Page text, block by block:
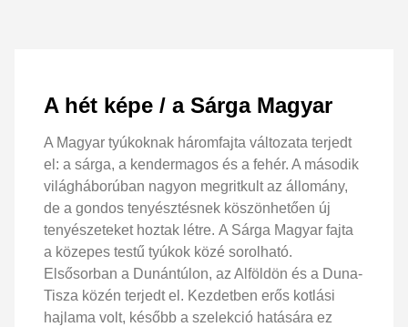
A hét képe / a Sárga Magyar
A Magyar tyúkoknak háromfajta változata terjedt
el: a sárga, a kendermagos és a fehér. A második
világháborúban nagyon megritkult az állomány,
de a gondos tenyésztésnek köszönhetően új
tenyészeteket hoztak létre. A Sárga Magyar fajta
a közepes testű tyúkok közé sorolható.
Elsősorban a Dunántúlon, az Alföldön és a Duna-
Tisza közén terjedt el. Kezdetben erős kotlási
hajlama volt, később a szelekció hatására ez